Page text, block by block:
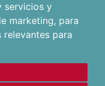
servicios y
marketing, para
relevantes para